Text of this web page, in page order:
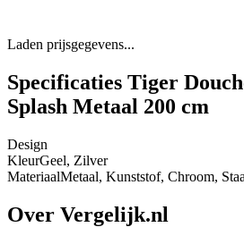
Laden prijsgegevens...
Specificaties Tiger
Splash Metaal 200 cm
Design
KleurGeel, Zilver
MateriaalMetaal, Kunststof, Chroom,
Over Vergelijk.nl